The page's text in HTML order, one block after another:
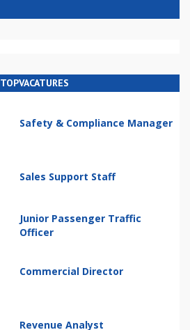
TOPVACATURES
Safety & Compliance Manager
Sales Support Staff
Junior Passenger Traffic
Officer
Commercial Director
Revenue Analyst